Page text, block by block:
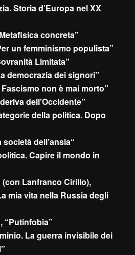
Storia d’Europa nel XX
concreta”
un femminismo populista”
Limitata”
democrazia dei signori”
non è mai morto”
dell’Occidente”
della politica. Dopo
dell’ansia“
Capire il mondo in
Lanfranco Cirillo),
mia vita nella Russia degli
“Putinfobia”
La guerra invisibile dei